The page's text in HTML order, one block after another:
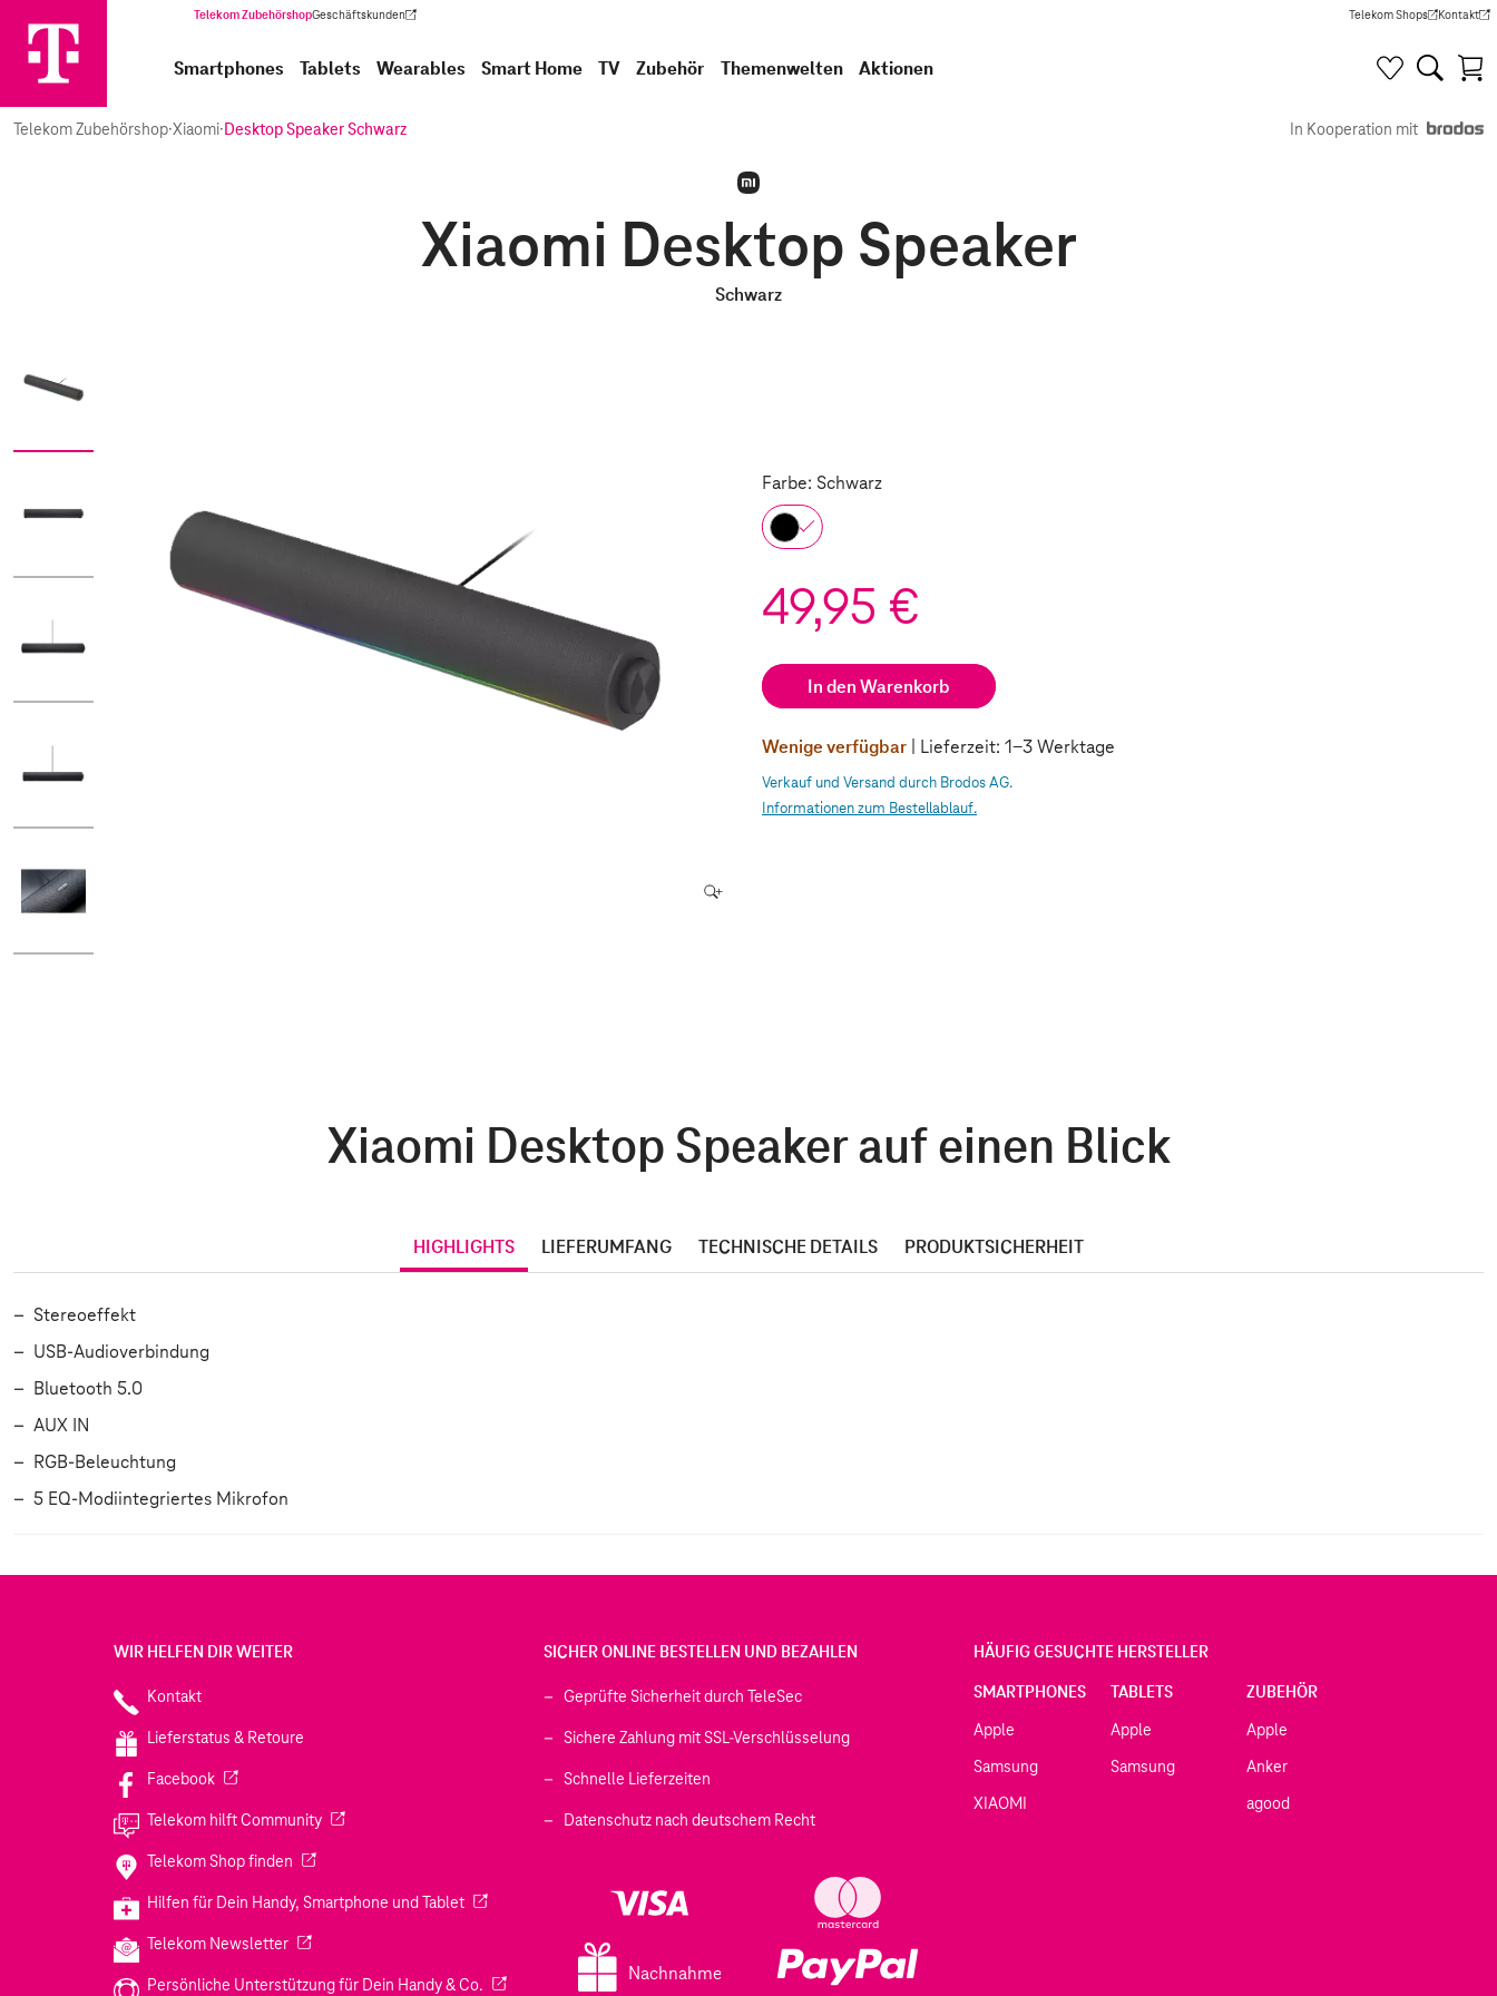
Telekom ZubehörshopGeschäftskunden
(Wird in einem neuen Tab geöffnet) Telekom Shops
(Wird in einem neuen Tab
Kontakt
(Wird in
Smartphones Tablets Wearables Smart Home TV Zubehör Themenwelten Aktionen
Telekom Zubehörshop·Xiaomi·Desktop Speaker Schwarz In Kooperation mit
Xiaomi Desktop Speaker
Schwarz
Farbe: Schwarz
49,95 €
In den Warenkorb
Wenige verfügbar | Lieferzeit: 1-3 Werktage
Verkauf und Versand durch Brodos AG.
Informationen zum Bestellablauf.
Xiaomi Desktop Speaker auf einen Blick
HIGHLIGHTS LIEFERUMFANG TECHNISCHE DETAILS PRODUKTSICHERHEIT
Stereoeffekt
USB-Audioverbindung
Bluetooth 5.0
AUX IN
RGB-Beleuchtung
5 EQ-Modiintegriertes Mikrofon
WIR HELFEN DIR WEITER
Kontakt
Lieferstatus & Retoure
Facebook(Wird in einem neuen Tab geöffnet)
Telekom hilft Community(Wird in einem neuen Tab geöffnet)
Telekom Shop finden (Wird in einem neuen Tab geöffnet)
Hilfen für Dein Handy, Smartphone und Tablet(Wird in einem neuen Tab geöffnet)
Telekom Newsletter(Wird in einem neuen Tab geöffnet)
Persönliche Unterstützung für Dein Handy & Co. (Wird in einem neuen Tab geöffnet)
SICHER ONLINE BESTELLEN UND BEZAHLEN
Geprüfte Sicherheit durch TeleSec
Sichere Zahlung mit SSL-Verschlüsselung
Schnelle Lieferzeiten
Datenschutz nach deutschem Recht
Nachnahme
HÄUFIG GESUCHTE HERSTELLER
SMARTPHONES
Apple
Samsung
XIAOMI
TABLETS
Apple
Samsung
ZUBEHÖR
Apple
Anker
agood